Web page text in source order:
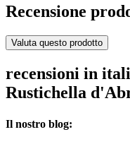
Recensione
Valuta questo prodotto
recensioni in
Rustichella
Il nostro blog: